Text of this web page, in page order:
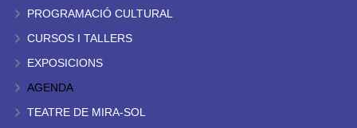
PROGRAMACIÓ CULTURAL
CURSOS I TALLERS
EXPOSICIONS
AGENDA
TEATRE DE MIRA-SOL